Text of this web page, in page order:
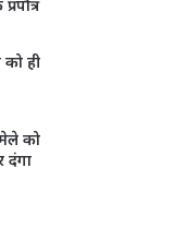
ही
को
दंगा